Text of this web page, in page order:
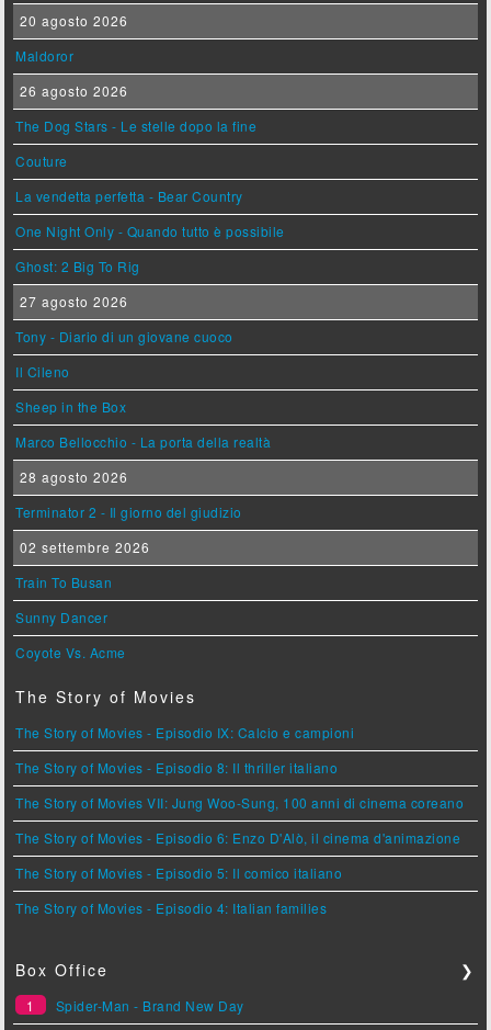
20 agosto 2026
Maldoror
26 agosto 2026
The Dog Stars - Le stelle dopo la fine
Couture
La vendetta perfetta - Bear Country
One Night Only - Quando tutto è possibile
Ghost: 2 Big To Rig
27 agosto 2026
Tony - Diario di un giovane cuoco
Il Cileno
Sheep in the Box
Marco Bellocchio - La porta della realtà
28 agosto 2026
Terminator 2 - Il giorno del giudizio
02 settembre 2026
Train To Busan
Sunny Dancer
Coyote Vs. Acme
The Story of Movies
The Story of Movies - Episodio IX: Calcio e campioni
The Story of Movies - Episodio 8: Il thriller italiano
The Story of Movies VII: Jung Woo-Sung, 100 anni di cinema coreano
The Story of Movies - Episodio 6: Enzo D'Alò, il cinema d'animazione
The Story of Movies - Episodio 5: Il comico italiano
The Story of Movies - Episodio 4: Italian families
Box Office ❯
1
Spider-Man - Brand New Day